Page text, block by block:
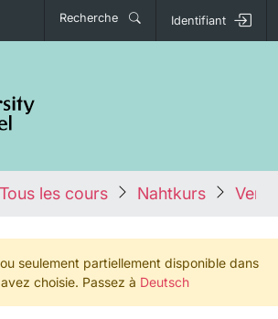
Recherche Identifiant
Tous les cours Nahtkurs
seulement partiellement disponible dans
choisie. Passez à Deutsch